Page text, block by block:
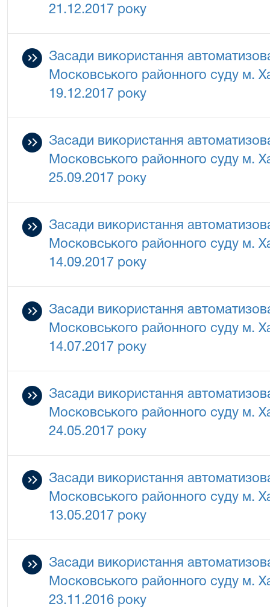
21.12.2017 року
Засади використання
Московського районного суду м.
19.12.2017 року
Засади використання
Московського районного суду м.
25.09.2017 року
Засади використання
Московського районного суду м.
14.09.2017 року
Засади використання
Московського районного суду м.
14.07.2017 року
Засади використання
Московського районного суду м.
24.05.2017 року
Засади використання
Московського районного суду м.
13.05.2017 року
Засади використання
Московського районного суду м.
23.11.2016 року